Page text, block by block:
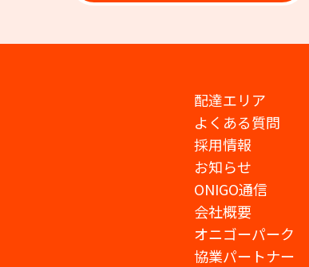
配達エリア
よくある質問
採用情報
お知らせ
ONIGO通信
会社概要
オニゴーパーク
協業パートナー